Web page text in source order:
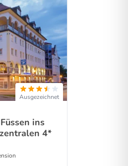
Ausgezeichnet
ins
4*